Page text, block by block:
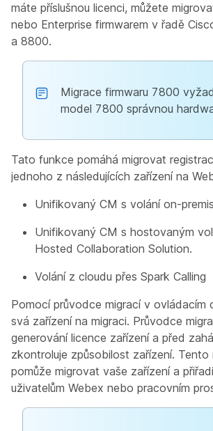
máte příslušnou licenci, můžete
nebo Enterprise firmwarem v řadě
a 8800.
Migrace firmwaru 7800
model 7800 správnou
Tato funkce pomáhá migrovat
jednoho z následujících zařízení na
Unifikovaný CM s volání on-
Unifikovaný CM s hostovaným
Hosted Collaboration Solution.
Volání z cloudu přes Spark Calling
Pomocí průvodce migrací v ovládacím
svá zařízení na migraci. Průvodce
generování licence zařízení a před
zkontroluje způsobilost zařízení. Tento
pomůže migrovat vaše zařízení a
uživatelům Webex nebo pracovním